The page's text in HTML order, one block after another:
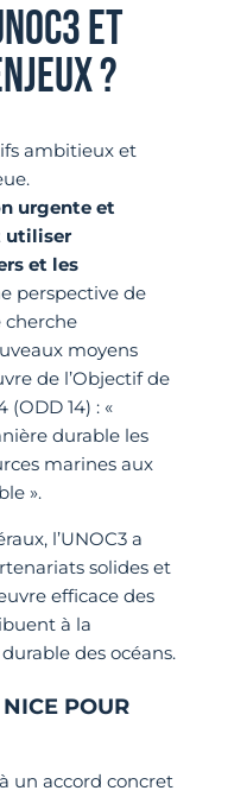
ET
?
ambitieux et
urgente et
utiliser
et les
perspective de
cherche
moyens
de l’Objectif de
14) : «
durable les
marines aux
».
l’UNOC3 a
solides et
efficace des
à la
des océans.
POUR
un accord concret